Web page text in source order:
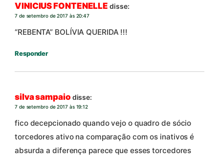
VINICIUS FONTENELLE disse:
7 de setembro de 2017 às 20:47
“REBENTA” BOLÍVIA QUERIDA !!!
Responder
silva sampaio disse:
7 de setembro de 2017 às 19:12
fico decepcionado quando vejo o quadro de sócio
torcedores ativo na comparação com os inativos é
absurda a diferença parece que esses torcedores